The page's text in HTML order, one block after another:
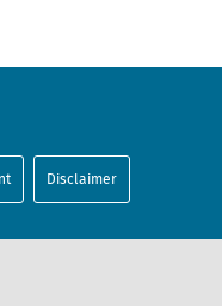
Disclaimer